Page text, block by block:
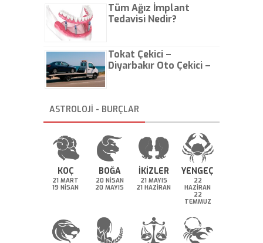
Tüm Ağız İmplant
Tedavisi Nedir?
Tokat Çekici –
Diyarbakır Oto Çekici –
ASTROLOJİ - BURÇLAR
KOÇ
21 MART
19 NİSAN
BOĞA
20 NİSAN
20 MAYIS
İKİZLER
21 MAYIS
21 HAZİRAN
YENGEÇ
22
HAZİRAN
22
TEMMUZ